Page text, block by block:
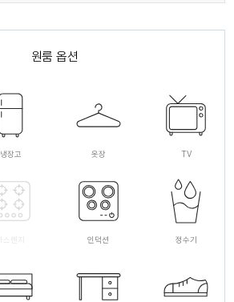
원룸 옵션
냉장고 옷장 TV
가스렌지 인덕션 정수기